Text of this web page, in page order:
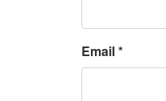
Email*